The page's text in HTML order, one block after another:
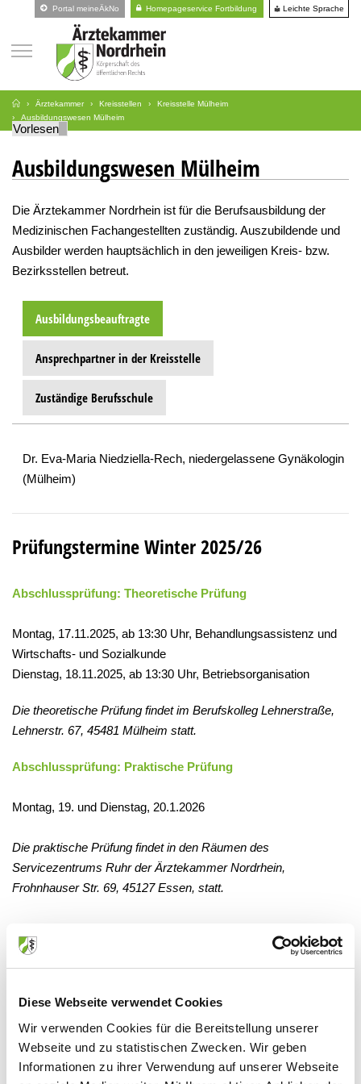
Diese Webseite verwendet Cookies
Wir verwenden Cookies für die Bereitstellung unserer
Webseite und zu statistischen Zwecken. Wir geben
Informationen zu ihrer Verwendung auf unserer Webseite
Portal meineÄkNo Homepageservice Fortbildung Leichte Sprache
Ärztekammer Kreisstellen
Kreisstelle Mülheim
Ausbildungswesen Mülheim
Vorlesen
Ausbildungswesen Mülheim
Die Ärztekammer Nordrhein ist für die Berufsausbildung der
Medizinischen Fachangestellten zuständig. Auszubildende und
Ausbilder werden hauptsächlich in den jeweiligen Kreis- bzw.
Bezirksstellen betreut.
Ausbildungsbeauftragte
Ansprechpartner in der Kreisstelle
Zuständige Berufsschule
Dr. Eva-Maria Niedziella-Rech, niedergelassene Gynäkologin
(Mülheim)
Prüfungstermine Winter 2025/26
Abschlussprüfung: Theoretische Prüfung
Montag, 17.11.2025, ab 13:30 Uhr, Behandlungsassistenz und
Wirtschafts- und Sozialkunde
Dienstag, 18.11.2025, ab 13:30 Uhr, Betriebsorganisation
Die theoretische Prüfung findet im Berufskolleg Lehnerstraße,
Lehnerstr. 67, 45481 Mülheim statt.
Abschlussprüfung: Praktische Prüfung
Montag, 19. und Dienstag, 20.1.2026
Die praktische Prüfung findet in den Räumen des
Servicezentrums Ruhr der Ärztekammer Nordrhein,
Frohnhauser Str. 69, 45127 Essen, statt.
Prüfungstermin Frühjahr 2026
Zwischenprüfung
Mittwoch, 4.3.2026, ab 13:30 Uhr, Medizinischer Teil und